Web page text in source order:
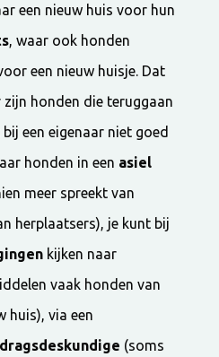
een nieuw huis voor hun
, waar ook honden
een nieuw huisje. Dat
zijn honden die teruggaan
een eigenaar niet goed
honden in een asiel
meer spreekt van
herplaatsers), je kunt bij
kijken naar
vaak honden van
huis), via een
(soms